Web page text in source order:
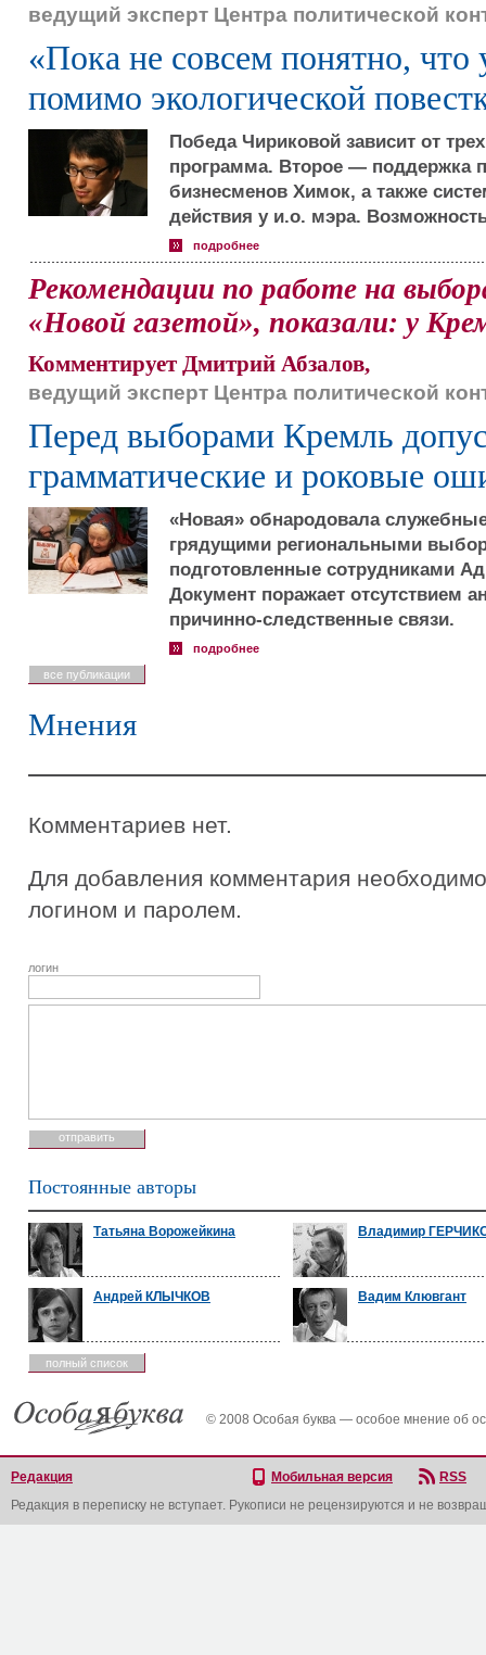
ведущий эксперт Центра политической
«Пока не совсем понятно, что
помимо экологической
Победа Чириковой зависит от
программа. Второе — поддержка
бизнесменов Химок, а также
действия у и.о. мэра.
подробнее
Рекомендации по работе на
«Новой газетой», показали: у
Комментирует Дмитрий Абзалов,
ведущий эксперт Центра политической
Перед выборами Кремль
грамматические и роковые
«Новая» обнародовала
грядущими региональными
подготовленные сотрудниками
Документ поражает отсутствием
причинно-следственные связи.
подробнее
все публикации
Мнения
Комментариев нет.
Для добавления комментария
логином и паролем.
логин
Постоянные авторы
Татьяна Ворожейкина Владимир
Андрей КЛЫЧКОВ Вадим Клювгант
полный список
© 2008 Особая буква — особое мнение об
Редакция Мобильная версия
RSS
Редакция в переписку не вступает. Рукописи не рецензируются и не